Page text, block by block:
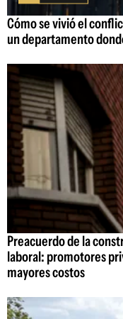
Cómo se vivió el
un departamento
Preacuerdo de la
laboral: promotores
mayores costos